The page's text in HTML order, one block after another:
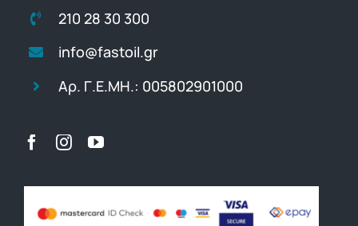
210 28 30 300
info@fastoil.gr
Αρ. Γ.Ε.ΜΗ.: 005802901000